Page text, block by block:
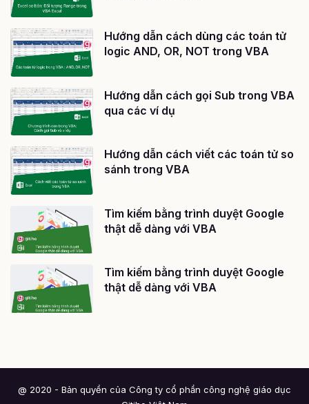
Hướng dẫn cách dùng các toán tử
logic AND, OR, NOT trong VBA
Hướng dẫn cách gọi Sub trong VBA
qua các ví dụ
Hướng dẫn cách viết các toán tử so
sánh trong VBA
Tìm kiếm bằng trình duyệt Google
thật dễ dàng với VBA
Tìm kiếm bằng trình duyệt Google
thật dễ dàng với VBA
@ 2020 - Bản quyền của Công ty cổ phần công nghệ giáo dục